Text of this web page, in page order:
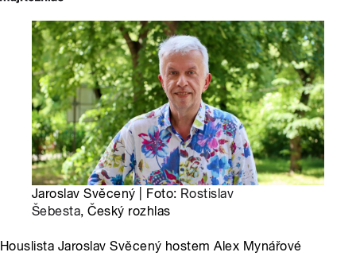
Jaroslav Svěcený | Foto: Rostislav
Šebesta, Český rozhlas
Houslista Jaroslav Svěcený hostem Alex Mynářové